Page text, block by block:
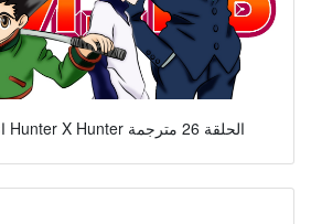
Joker Anime انمي Hunter X Hunter الحلقة 26 مترجمة